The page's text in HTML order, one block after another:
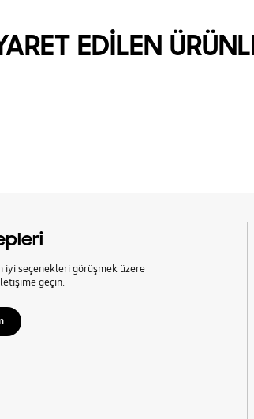
EDİLEN
iyi seçenekleri görüşmek üzere
geçin.